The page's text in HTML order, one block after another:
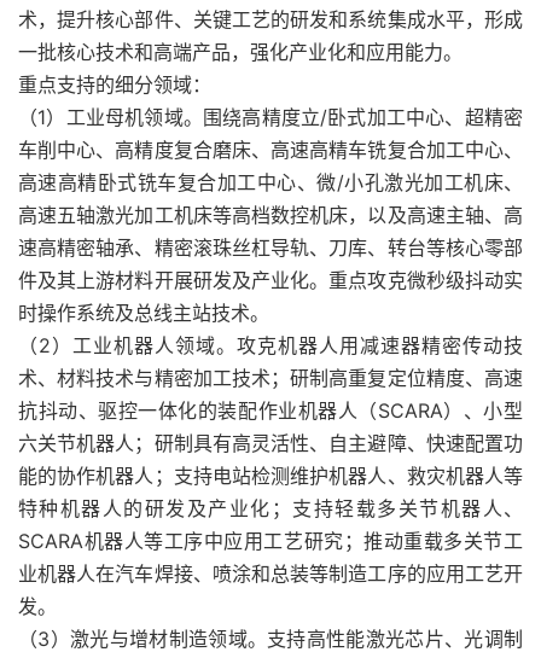
术，提升核心部件、关键工艺的研发和系统集成水平，形成
一批核心技术和高端产品，强化产业化和应用能力。
重点支持的细分领域：
（1）工业母机领域。围绕高精度立/卧式加工中心、超精密
车削中心、高精度复合磨床、高速高精车铣复合加工中心、
高速高精卧式铣车复合加工中心、微/小孔激光加工机床、
高速五轴激光加工机床等高档数控机床，以及高速主轴、高
速高精密轴承、精密滚珠丝杠导轨、刀库、转台等核心零部
件及其上游材料开展研发及产业化。重点攻克微秒级抖动实
时操作系统及总线主站技术。
（2）工业机器人领域。攻克机器人用减速器精密传动技
术、材料技术与精密加工技术；研制高重复定位精度、高速
抗抖动、驱控一体化的装配作业机器人（SCARA）、小型
六关节机器人；研制具有高灵活性、自主避障、快速配置功
能的协作机器人；支持电站检测维护机器人、救灾机器人等
特种机器人的研发及产业化；支持轻载多关节机器人、
SCARA机器人等工序中应用工艺研究；推动重载多关节工
业机器人在汽车焊接、喷涂和总装等制造工序的应用工艺开
发。
（3）激光与增材制造领域。支持高性能激光芯片、光调制